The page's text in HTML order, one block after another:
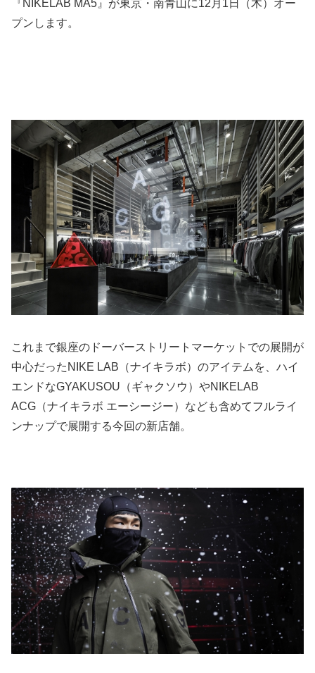
『NIKELAB MA5』が東京・南青山に12月1日（木）オー
プンします。
これまで銀座のドーバーストリートマーケットでの展開が
中心だったNIKE LAB（ナイキラボ）のアイテムを、ハイ
エンドなGYAKUSOU（ギャクソウ）やNIKELAB
ACG（ナイキラボ エーシージー）なども含めてフルライ
ンナップで展開する今回の新店舗。